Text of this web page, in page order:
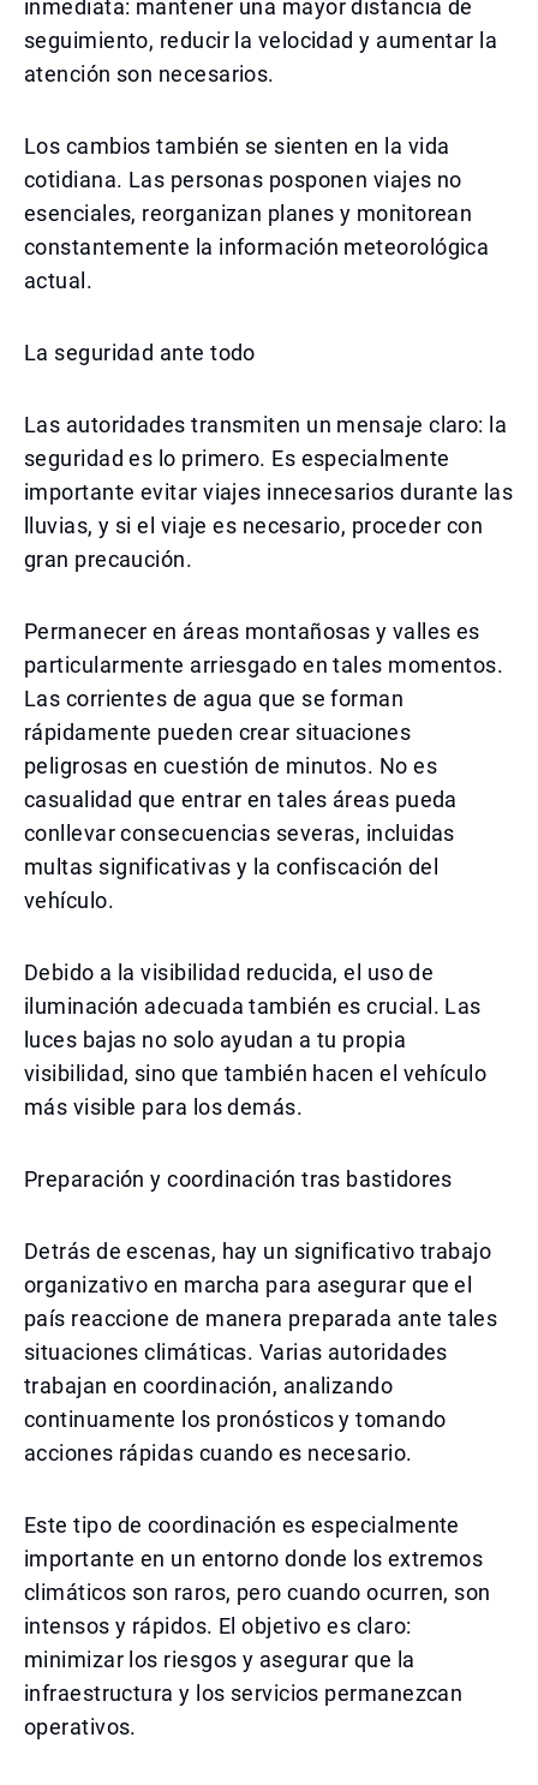
inmediata: mantener una mayor distancia de
seguimiento, reducir la velocidad y aumentar la
atención son necesarios.
Los cambios también se sienten en la vida
cotidiana. Las personas posponen viajes no
esenciales, reorganizan planes y monitorean
constantemente la información meteorológica
actual.
La seguridad ante todo
Las autoridades transmiten un mensaje claro: la
seguridad es lo primero. Es especialmente
importante evitar viajes innecesarios durante las
lluvias, y si el viaje es necesario, proceder con
gran precaución.
Permanecer en áreas montañosas y valles es
particularmente arriesgado en tales momentos.
Las corrientes de agua que se forman
rápidamente pueden crear situaciones
peligrosas en cuestión de minutos. No es
casualidad que entrar en tales áreas pueda
conllevar consecuencias severas, incluidas
multas significativas y la confiscación del
vehículo.
Debido a la visibilidad reducida, el uso de
iluminación adecuada también es crucial. Las
luces bajas no solo ayudan a tu propia
visibilidad, sino que también hacen el vehículo
más visible para los demás.
Preparación y coordinación tras bastidores
Detrás de escenas, hay un significativo trabajo
organizativo en marcha para asegurar que el
país reaccione de manera preparada ante tales
situaciones climáticas. Varias autoridades
trabajan en coordinación, analizando
continuamente los pronósticos y tomando
acciones rápidas cuando es necesario.
Este tipo de coordinación es especialmente
importante en un entorno donde los extremos
climáticos son raros, pero cuando ocurren, son
intensos y rápidos. El objetivo es claro:
minimizar los riesgos y asegurar que la
infraestructura y los servicios permanezcan
operativos.